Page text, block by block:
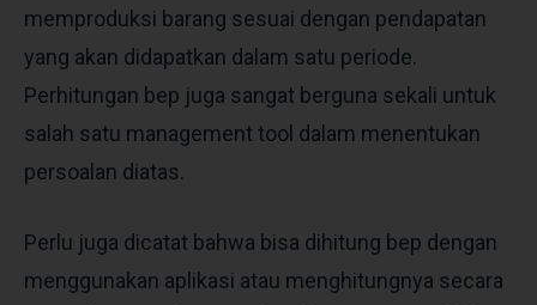
memproduksi barang sesuai dengan pendapatan
yang akan didapatkan dalam satu periode.
Perhitungan bep juga sangat berguna sekali untuk
salah satu management tool dalam menentukan
persoalan diatas.
Perlu juga dicatat bahwa bisa dihitung bep dengan
menggunakan aplikasi atau menghitungnya secara